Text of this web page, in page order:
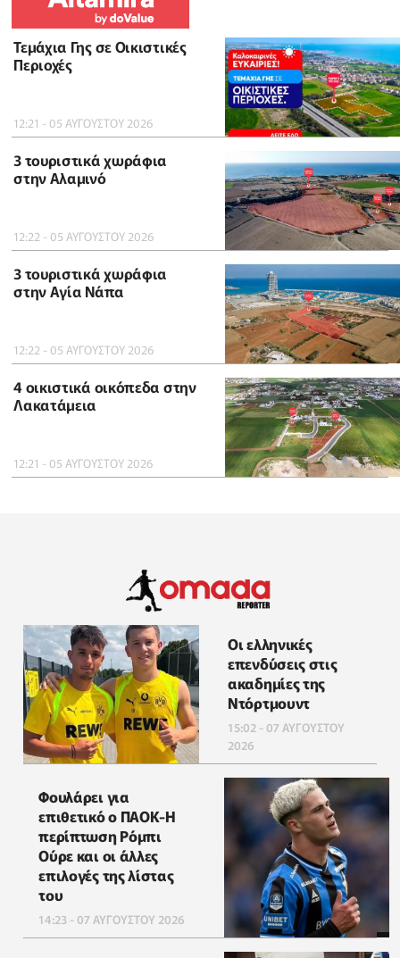
Τεμάχια Γης σε Οικιστικές
Περιοχές
12:21 - 05 ΑΥΓΟΥΣΤΟΥ 2026
3 τουριστικά χωράφια
στην Αλαμινό
12:22 - 05 ΑΥΓΟΥΣΤΟΥ 2026
3 τουριστικά χωράφια
στην Αγία Νάπα
12:22 - 05 ΑΥΓΟΥΣΤΟΥ 2026
4 οικιστικά οικόπεδα στην
Λακατάμεια
12:21 - 05 ΑΥΓΟΥΣΤΟΥ 2026
Οι ελληνικές
επενδύσεις στις
ακαδημίες της
Ντόρτμουντ
15:02 - 07 ΑΥΓΟΥΣΤΟΥ
2026
Φουλάρει για
επιθετικό ο ΠΑΟΚ-Η
περίπτωση Ρόμπι
Ούρε και οι άλλες
επιλογές της λίστας
του
14:23 - 07 ΑΥΓΟΥΣΤΟΥ 2026